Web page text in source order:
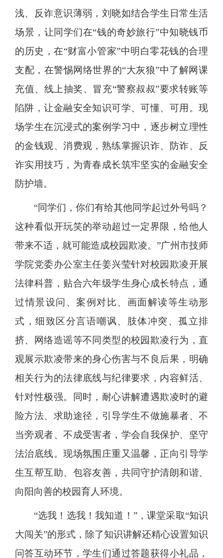
浅、反诈意识薄弱，刘晓如结合学生日常生活
场景，让同学们在“钱的奇妙旅行”中知晓钱币
的历史，在“财富小管家”中明白零花钱的合理
支配，在警惕网络世界的“大灰狼”中了解网课
充值、线上抽奖、冒充“警察叔叔”要求转账等
陷阱，让金融安全知识可学、可懂、可用。现
场学生在沉浸式的案例学习中，逐步树立理性
的金钱观、消费观，熟练掌握识诈、防诈、反
诈实用技巧，为青春成长筑牢坚实的金融安全
防护墙。
“同学们，你们有给其他同学起过外号吗？
这种看似开玩笑的举动超过一定界限，给他人
带来不适，就可能造成校园欺凌。”广州市技师
学院党委办公室主任姜兴莹针对校园欺凌开展
法律科普，贴合六年级学生身心成长特点，通
过情景设问、案例对比、画面解读等生动形
式，细致区分言语嘲讽、肢体冲突、孤立排
挤、网络造谣等不同类型的校园欺凌行为，直
观展示欺凌带来的身心伤害与不良后果，明确
相关行为的法律底线与纪律要求，内容鲜活、
针对性极强。同时，耐心讲解遭遇欺凌时的避
险方法、求助途径，引导学生不做施暴者、不
当旁观者、不成受害者，学会自我保护、坚守
法治底线。现场氛围庄重又温馨，正向引导学
生互帮互助、包容友善，共同守护清朗和谐、
向阳向善的校园育人环境。
“选我！选我！我知道！”，课堂采取“知识
大闯关”的形式，除了知识讲解还精心设置知识
问答互动环节，学生们通过答题获得小礼品，